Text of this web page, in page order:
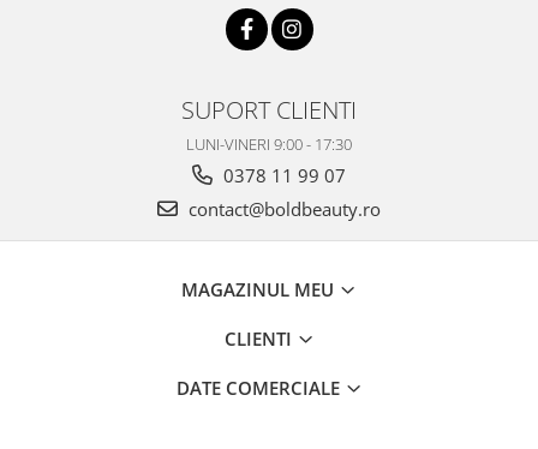
SUPORT CLIENTI
LUNI-VINERI 9:00 - 17:30
0378 11 99 07
contact@boldbeauty.ro
MAGAZINUL MEU
CLIENTI
DATE COMERCIALE